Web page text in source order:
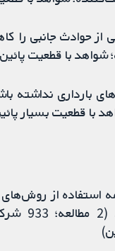
با قطعیت بسیار
استفاده از روش‌های
را